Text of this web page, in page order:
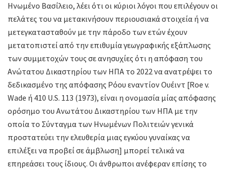
Ηνωμένο Βασίλειο, λέει ότι οι κύριοι λόγοι που επιλέγουν οι
πελάτες του να μετακινήσουν περιουσιακά στοιχεία ή να
μετεγκατασταθούν με την πάροδο των ετών έχουν
μετατοπιστεί από την επιθυμία γεωγραφικής εξάπλωσης
των συμμετοχών τους σε ανησυχίες ότι η απόφαση του
Ανώτατου Δικαστηρίου των ΗΠΑ το 2022 να ανατρέψει το
δεδικασμένο της απόφασης Ρόου εναντίον Ουέιντ [Roe v.
Wade ή 410 U.S. 113 (1973), είναι η ονομασία μίας απόφασης
ορόσημο του Ανωτάτου Δικαστηρίου των ΗΠΑ με την
οποία το Σύνταγμα των Ηνωμένων Πολιτειών γενικά
προστατεύει την ελευθερία μιας εγκύου γυναίκας να
επιλέξει να προβεί σε άμβλωση] μπορεί τελικά να
επηρεάσει τους ίδιους. Οι άνθρωποι ανέφεραν επίσης το